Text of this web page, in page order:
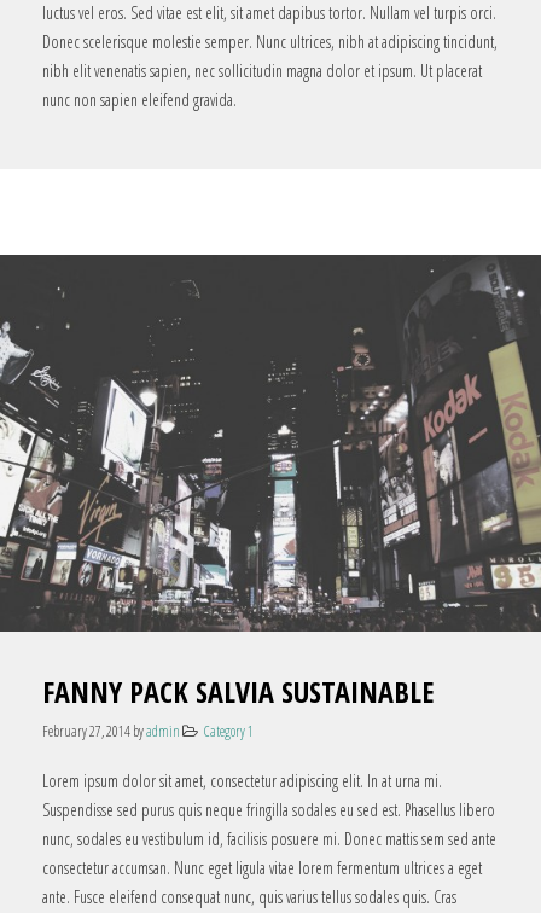
luctus vel eros. Sed vitae est elit, sit amet dapibus tortor. Nullam vel turpis orci.
Donec scelerisque molestie semper. Nunc ultrices, nibh at adipiscing tincidunt,
nibh elit venenatis sapien, nec sollicitudin magna dolor et ipsum. Ut placerat
nunc non sapien eleifend gravida.
FANNY PACK SALVIA SUSTAINABLE
February 27, 2014byadmin Category 1
Lorem ipsum dolor sit amet, consectetur adipiscing elit. In at urna mi.
Suspendisse sed purus quis neque fringilla sodales eu sed est. Phasellus libero
nunc, sodales eu vestibulum id, facilisis posuere mi. Donec mattis sem sed ante
consectetur accumsan. Nunc eget ligula vitae lorem fermentum ultrices a eget
ante. Fusce eleifend consequat nunc, quis varius tellus sodales quis. Cras